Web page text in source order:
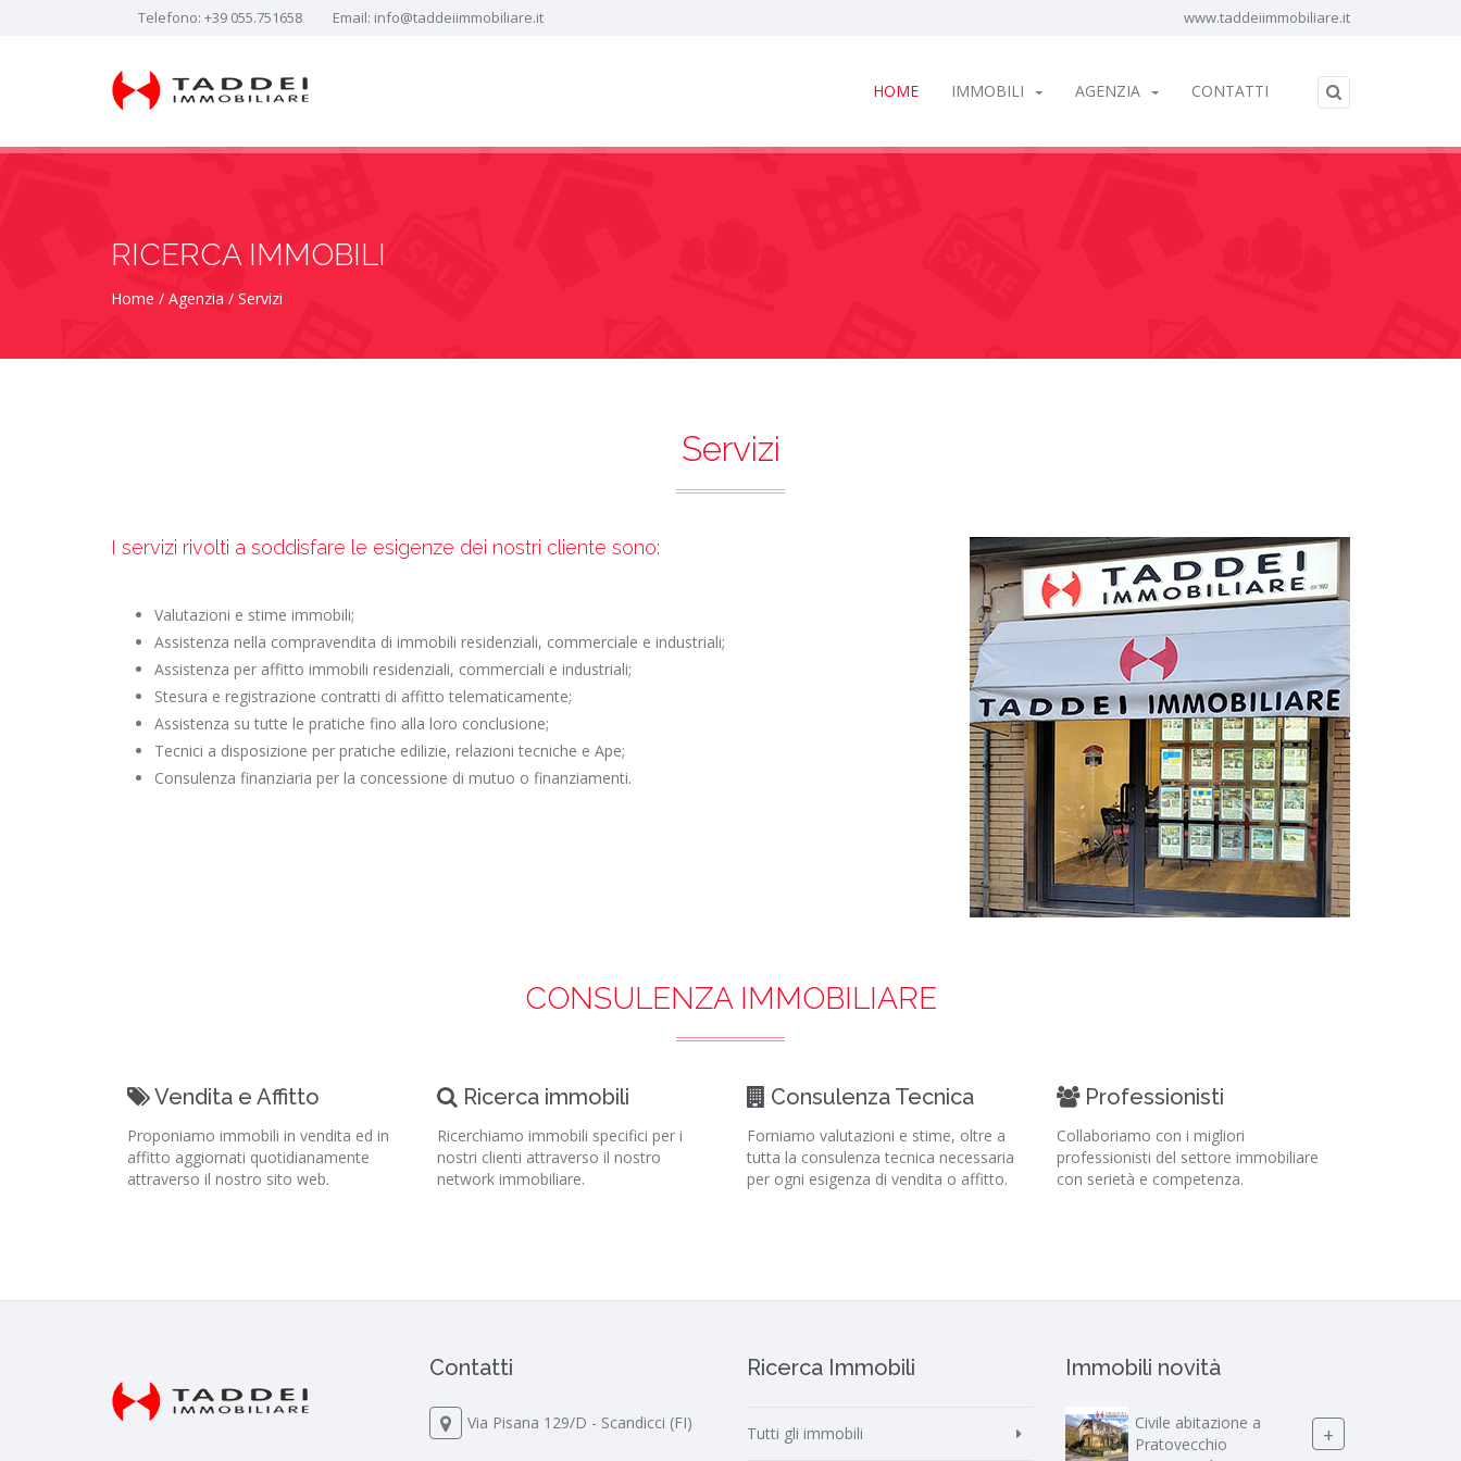
Telefono: +39 055.751658 Email: info@taddeiimmobiliare.it www.taddeiimmobiliare.it
HOME IMMOBILI AGENZIA CONTATTI
RICERCA IMMOBILI
Home Agenzia Servizi
Servizi
I servizi rivolti a soddisfare le esigenze dei nostri cliente sono:
Valutazioni e stime immobili;
Assistenza nella compravendita di immobili residenziali, commerciale e industriali;
Assistenza per affitto immobili residenziali, commerciali e industriali;
Stesura e registrazione contratti di affitto telematicamente;
Assistenza su tutte le pratiche fino alla loro conclusione;
Tecnici a disposizione per pratiche edilizie, relazioni tecniche e Ape;
Consulenza finanziaria per la concessione di mutuo o finanziamenti.
CONSULENZA IMMOBILIARE
Vendita e Affitto
Proponiamo immobili in vendita ed in
affitto aggiornati quotidianamente
attraverso il nostro sito web.
Ricerca immobili
Ricerchiamo immobili specifici per i
nostri clienti attraverso il nostro
network immobiliare.
Consulenza Tecnica
Forniamo valutazioni e stime, oltre a
tutta la consulenza tecnica necessaria
per ogni esigenza di vendita o affitto.
Professionisti
Collaboriamo con i migliori
professionisti del settore immobiliare
con serietà e competenza.
Contatti
Via Pisana 129/D - Scandicci (FI)
Ricerca Immobili
Tutti gli immobili
Immobili novità
Civile abitazione a
Pratovecchio
+